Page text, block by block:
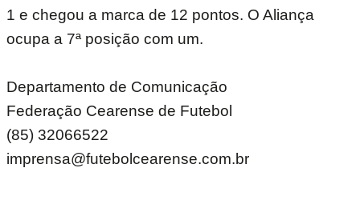
1 e chegou a marca de 12 pontos. O Aliança
ocupa a 7ª posição com um.
Departamento de Comunicação
Federação Cearense de Futebol
(85) 32066522
imprensa@futebolcearense.com.br